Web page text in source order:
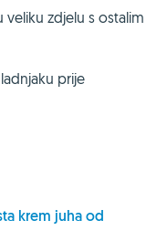
zdjelu s ostalim
prije
krem juha od